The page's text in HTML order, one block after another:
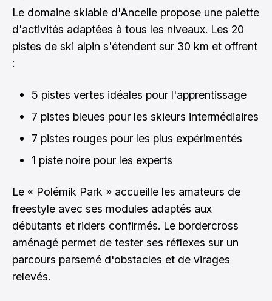
Le domaine skiable d'Ancelle propose une palette
d'activités adaptées à tous les niveaux. Les 20
pistes de ski alpin s'étendent sur 30 km et offrent
:
5 pistes vertes idéales pour l'apprentissage
7 pistes bleues pour les skieurs intermédiaires
7 pistes rouges pour les plus expérimentés
1 piste noire pour les experts
Le « Polémik Park » accueille les amateurs de
freestyle avec ses modules adaptés aux
débutants et riders confirmés. Le bordercross
aménagé permet de tester ses réflexes sur un
parcours parsemé d'obstacles et de virages
relevés.